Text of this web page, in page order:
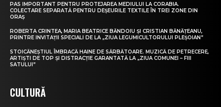
PAS IMPORTANT PENTRU PROTEJAREA MEDIULUI LA CORABIA.
COLECTARE SEPARATĂ PENTRU DEȘEURILE TEXTILE ÎN TREI ZONE DIN
ORAȘ
ROBERTA CRINTEA, MARIA BEATRICE BĂNDOIU ȘI CRISTIAN BĂNĂȚEANU,
PRINTRE INVITAȚII SPECIALI DE LA „ZIUA LEGUMICULTORULUI PLEȘOIAN”
STOICĂNEȘTIUL ÎMBRACĂ HAINE DE SĂRBĂTOARE. MUZICĂ DE PETRECERE,
ARTIȘTI DE TOP ȘI DISTRACȚIE GARANTATĂ LA „ZIUA COMUNEI – FIII
SATULUI”
CULTURĂ